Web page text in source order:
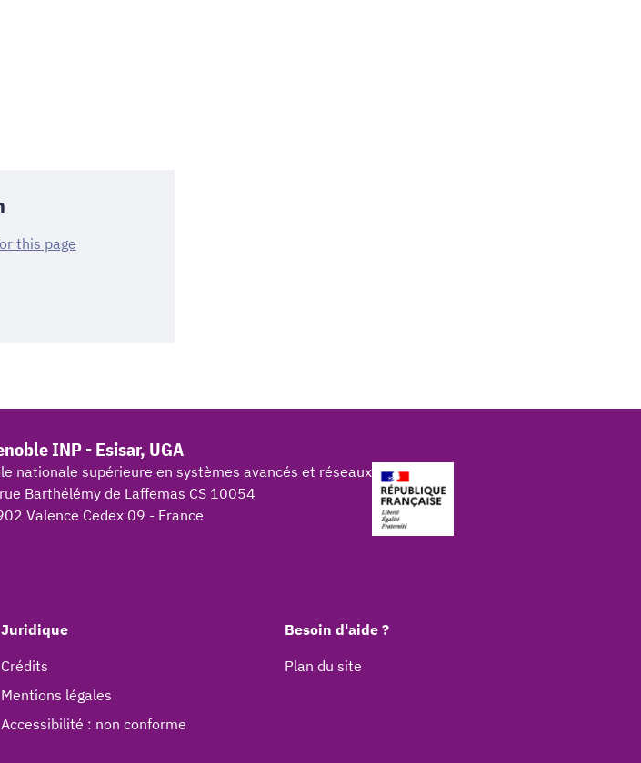
this page
INP - Esisar, UGA
nationale supérieure en systèmes avancés et réseaux
Barthélémy de Laffemas CS 10054
Valence Cedex 09 - France
Juridique
Crédits
Mentions légales
Accessibilité : non conforme
Besoin d'aide ?
Plan du site